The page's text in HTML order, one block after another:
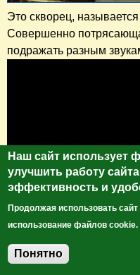
Это скворец,
Совершенно
подражать разным
Наш сайт использует
улучшить работу
эффективность и
Продолжая использовать
использование файлов cookie.
Понятно